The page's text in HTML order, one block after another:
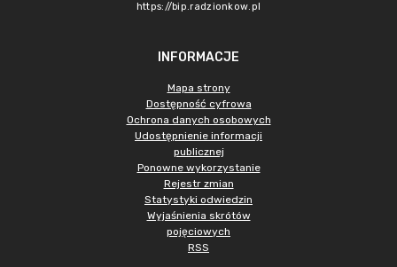
https://bip.radzionkow.pl
INFORMACJE
Mapa strony
Dostępność cyfrowa
Ochrona danych osobowych
Udostępnienie informacji
publicznej
Ponowne wykorzystanie
Rejestr zmian
Statystyki odwiedzin
Wyjaśnienia skrótów
pojęciowych
RSS